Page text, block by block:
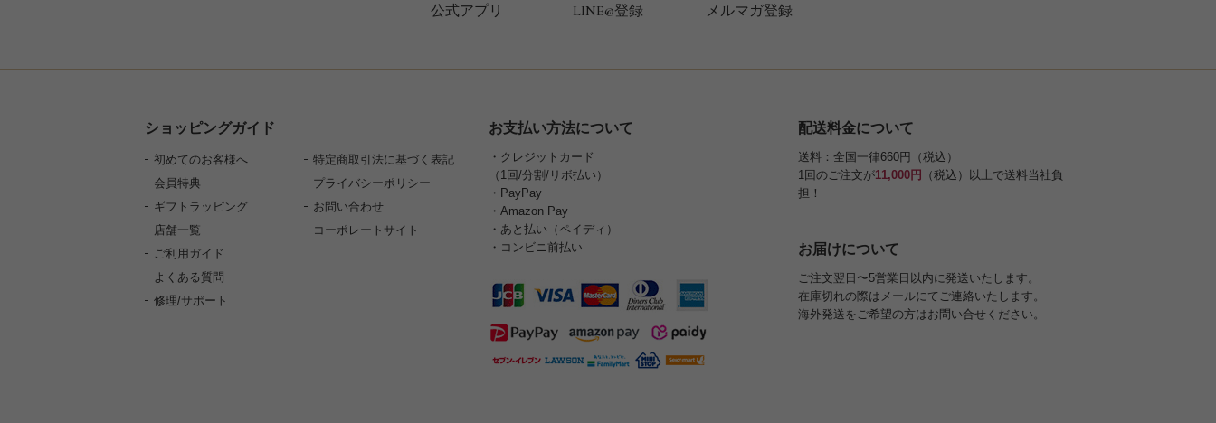
公式アプリ LINE@登録 メルマガ登録
ショッピングガイド
初めてのお客様へ
会員特典
ギフトラッピング
店舗一覧
ご利用ガイド
よくある質問
修理/サポート
特定商取引法に基づく表記
プライバシーポリシー
お問い合わせ
コーポレートサイト
お支払い方法について
・クレジットカード
（1回/分割/リボ払い）
・PayPay
・Amazon Pay
・あと払い（ペイディ）
・コンビニ前払い
配送料金について
送料：全国一律660円（税込）
1回のご注文が11,000円
（税込）以上で送料当社負
担！
お届けについて
ご注文翌日〜5営業日以内に発送いたします。
在庫切れの際はメールにてご連絡いたします。
海外発送をご希望の方はお問い合せください。